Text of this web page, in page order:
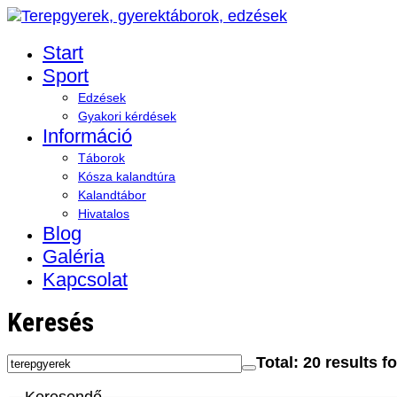
Start
Sport
Edzések
Gyakori kérdések
Információ
Táborok
Kósza kalandtúra
Kalandtábor
Hivatalos
Blog
Galéria
Kapcsolat
Keresés
Total: 20 results